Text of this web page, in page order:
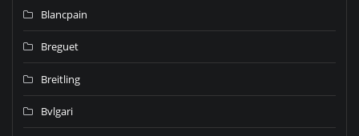
Blancpain
Breguet
Breitling
Bvlgari